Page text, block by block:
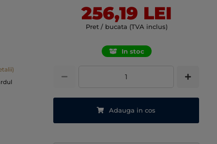
256,19 LEI
Pret / bucata (TVA inclus)
In stoc
Adauga in cos